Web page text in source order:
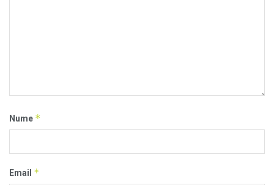
Nume *
Email *